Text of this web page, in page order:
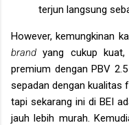
terjun langsung
However, kemungkinan
brandyang cukup
premium dengan PBV
sepadan dengan kualitas
tapi sekarang ini di BEI
jauh lebih murah.